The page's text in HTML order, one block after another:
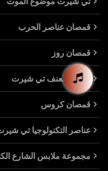
قمصان عناصر الحرب
قمصان روز
عناصر العنف تي شيرت
قمصان كروس
عناصر التكنولوجيا تي
مجموعة ملابس الشارع